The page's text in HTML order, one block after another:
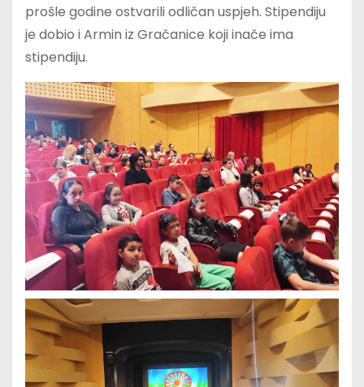
prošle godine ostvarili odličan uspjeh. Stipendiju
je dobio i Armin iz Gračanice koji inače ima
stipendiju.